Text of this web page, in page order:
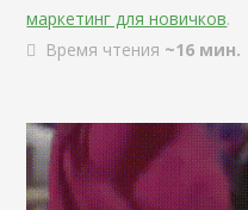
маркетинг для новичков.
Время чтения ~16 мин.